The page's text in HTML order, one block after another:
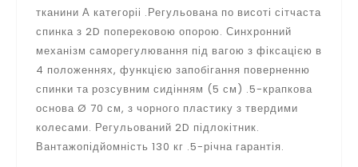
тканини А категоріі .Регульована по висоті сітчаста
спинка з 2D поперековою опорою. Синхронний
механізм саморегулювання під вагою з фіксацією в
4 положеннях, функцією запобігання поверненню
спинки та розсувним сидінням (5 см) .5-крапкова
основа Ø 70 см, з чорного пластику з твердими
колесами. Регульований 2D підлокітник.
Вантажопідйомність 130 кг .5-річна гарантія.